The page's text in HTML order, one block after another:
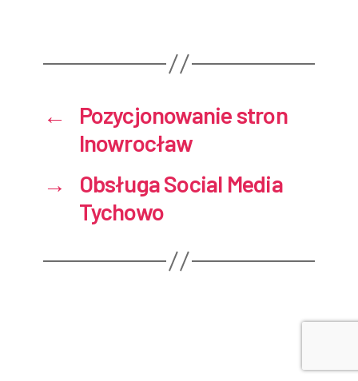
←
Pozycjonowanie stron
Inowrocław
→
Obsługa Social Media
Tychowo